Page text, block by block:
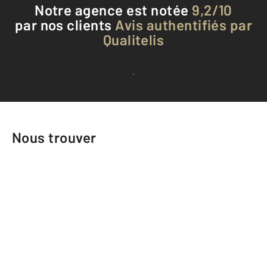
Notre agence est notée 9,2/10
par nos clients Avis authentifiés par
Qualitelis
Voir tous les avis clients
Nous trouver